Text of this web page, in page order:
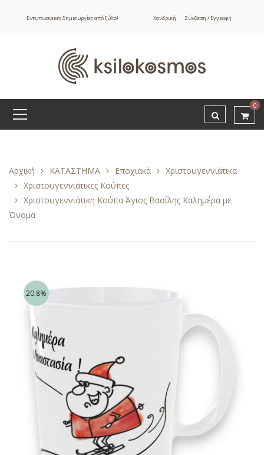
Εντυπωσιακές δημιουργίες από ξύλο! Χονδρική Σύνδεση / Εγγραφή
0
Αρχική ΚΑΤΑΣΤΗΜΑ Εποχιακά
Χριστουγεννιάτικα
Χριστουγεννιάτικες Κούπες
Χριστουγεννιάτικη Κούπα Άγιος Βασίλης Καλημέρα με
Όνομα
20.8%